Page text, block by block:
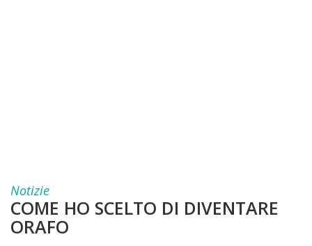
Notizie
COME HO SCELTO DI DIVENTARE
ORAFO